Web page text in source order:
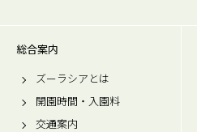
総合案内
ズーラシアとは
開園時間・入園料
交通案内